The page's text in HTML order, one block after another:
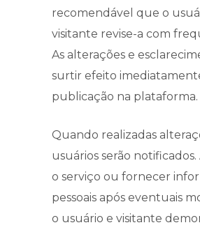
recomendável que o
visitante revise-a com
As alterações e
surtir efeito
publicação na plataforma.
Quando realizadas
usuários serão
o serviço ou fornecer
pessoais após eventuais
o usuário e visitante